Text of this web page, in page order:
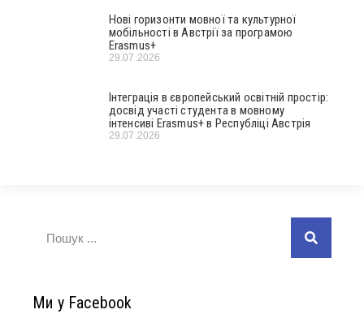
Нові горизонти мовної та культурної
мобільності в Австрії за програмою
Erasmus+
29.07.2026
Інтеграція в європейський освітній простір:
досвід участі студента в мовному
інтенсиві Erasmus+ в Республіці Австрія
29.07.2026
Ми у Facebook